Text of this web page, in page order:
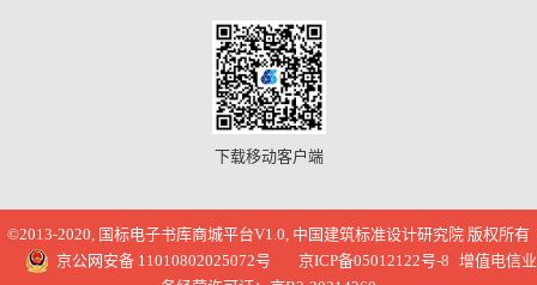
下载移动客户端
©2013-2020, 国标电子书库商城平台V1.0, 中国建筑标准设计研究院 版权所有
京公网安备 11010802025072号
京ICP备05012122号-8 增值电信业